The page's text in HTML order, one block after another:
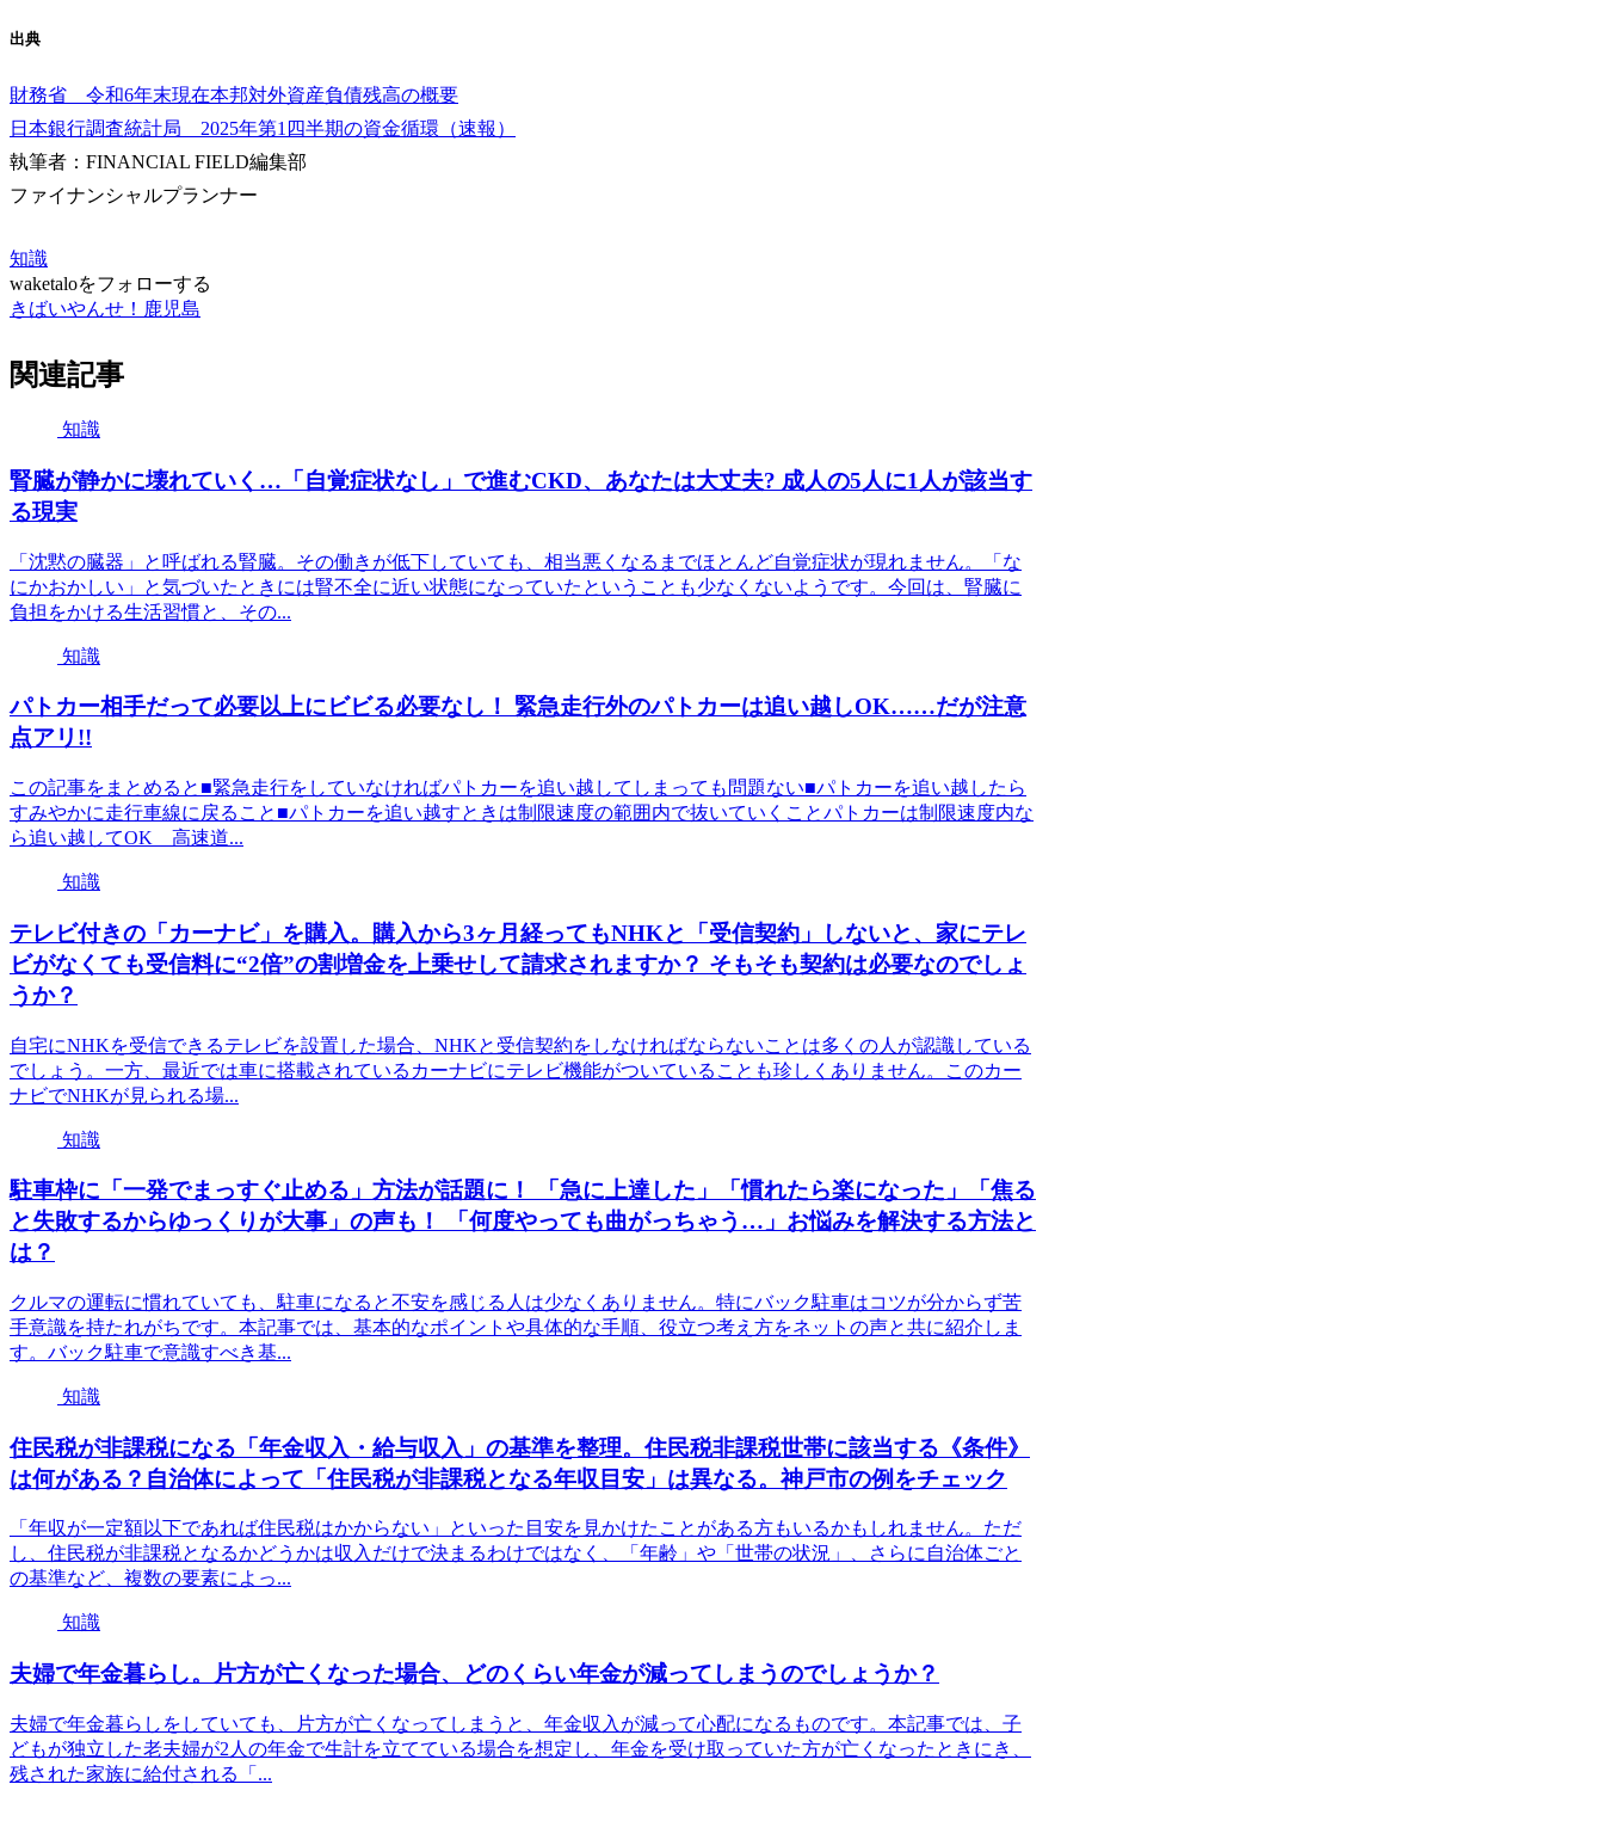
出典
財務省 令和6年末現在本邦対外資産負債残高の概要
日本銀行調査統計局 2025年第1四半期の資金循環（速報）
執筆者：FINANCIAL FIELD編集部
ファイナンシャルプランナー
知識
waketaloをフォローする
きばいやんせ！鹿児島
関連記事
知識
腎臓が静かに壊れていく…「自覚症状なし」で進むCKD、あなたは大丈夫? 成人の5人に1人が該当す
る現実
「沈黙の臓器」と呼ばれる腎臓。その働きが低下していても、相当悪くなるまでほとんど自覚症状が現れません。「な
にかおかしい」と気づいたときには腎不全に近い状態になっていたということも少なくないようです。今回は、腎臓に
負担をかける生活習慣と、その...
知識
パトカー相手だって必要以上にビビる必要なし！ 緊急走行外のパトカーは追い越しOK……だが注意
点アリ!!
この記事をまとめると■緊急走行をしていなければパトカーを追い越してしまっても問題ない■パトカーを追い越したら
すみやかに走行車線に戻ること■パトカーを追い越すときは制限速度の範囲内で抜いていくことパトカーは制限速度内な
ら追い越してOK 高速道...
知識
テレビ付きの「カーナビ」を購入。購入から3ヶ月経ってもNHKと「受信契約」しないと、家にテレ
ビがなくても受信料に“2倍”の割増金を上乗せして請求されますか？ そもそも契約は必要なのでしょ
うか？
自宅にNHKを受信できるテレビを設置した場合、NHKと受信契約をしなければならないことは多くの人が認識している
でしょう。一方、最近では車に搭載されているカーナビにテレビ機能がついていることも珍しくありません。このカー
ナビでNHKが見られる場...
知識
駐車枠に「一発でまっすぐ止める」方法が話題に！ 「急に上達した」「慣れたら楽になった」「焦る
と失敗するからゆっくりが大事」の声も！ 「何度やっても曲がっちゃう…」お悩みを解決する方法と
は？
クルマの運転に慣れていても、駐車になると不安を感じる人は少なくありません。特にバック駐車はコツが分からず苦
手意識を持たれがちです。本記事では、基本的なポイントや具体的な手順、役立つ考え方をネットの声と共に紹介しま
す。バック駐車で意識すべき基...
知識
住民税が非課税になる「年金収入・給与収入」の基準を整理。住民税非課税世帯に該当する《条件》
は何がある？自治体によって「住民税が非課税となる年収目安」は異なる。神戸市の例をチェック
「年収が一定額以下であれば住民税はかからない」といった目安を見かけたことがある方もいるかもしれません。ただ
し、住民税が非課税となるかどうかは収入だけで決まるわけではなく、「年齢」や「世帯の状況」、さらに自治体ごと
の基準など、複数の要素によっ...
知識
夫婦で年金暮らし。片方が亡くなった場合、どのくらい年金が減ってしまうのでしょうか？
夫婦で年金暮らしをしていても、片方が亡くなってしまうと、年金収入が減って心配になるものです。本記事では、子
どもが独立した老夫婦が2人の年金で生計を立てている場合を想定し、年金を受け取っていた方が亡くなったときにき、
残された家族に給付される「...